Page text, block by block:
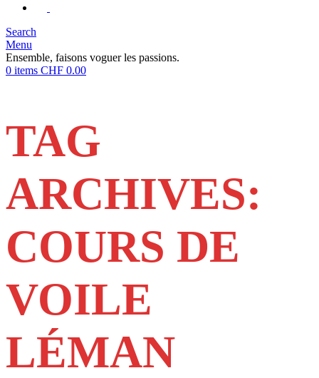
Search
Menu
Ensemble, faisons voguer les passions.
0 items CHF 0.00
TAG
ARCHIVES:
COURS DE
VOILE
LÉMAN